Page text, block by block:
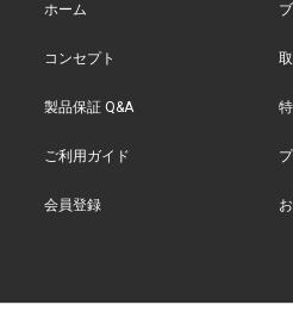
ホーム
コンセプト
製品保証 Q&A
ご利用ガイド
会員登録